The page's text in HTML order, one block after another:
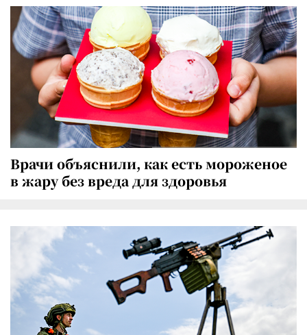
Врачи объяснили, как есть мороженое
в жару без вреда для здоровья